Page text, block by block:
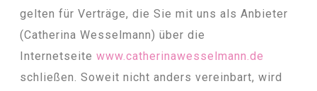
gelten für Verträge, die Sie mit uns als Anbieter
(Catherina Wesselmann) über die
Internetseite www.catherinawesselmann.de
schließen. Soweit nicht anders vereinbart, wird